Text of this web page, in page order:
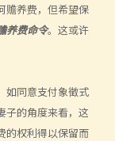
赡养费，但希望保
养费命令。这或许
如同意支付象徵式
子的角度来看，这
的权利得以保留而